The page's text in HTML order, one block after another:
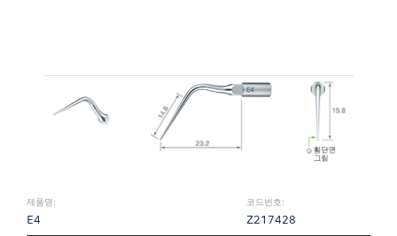
제품명:
E4
코드번호:
Z217428